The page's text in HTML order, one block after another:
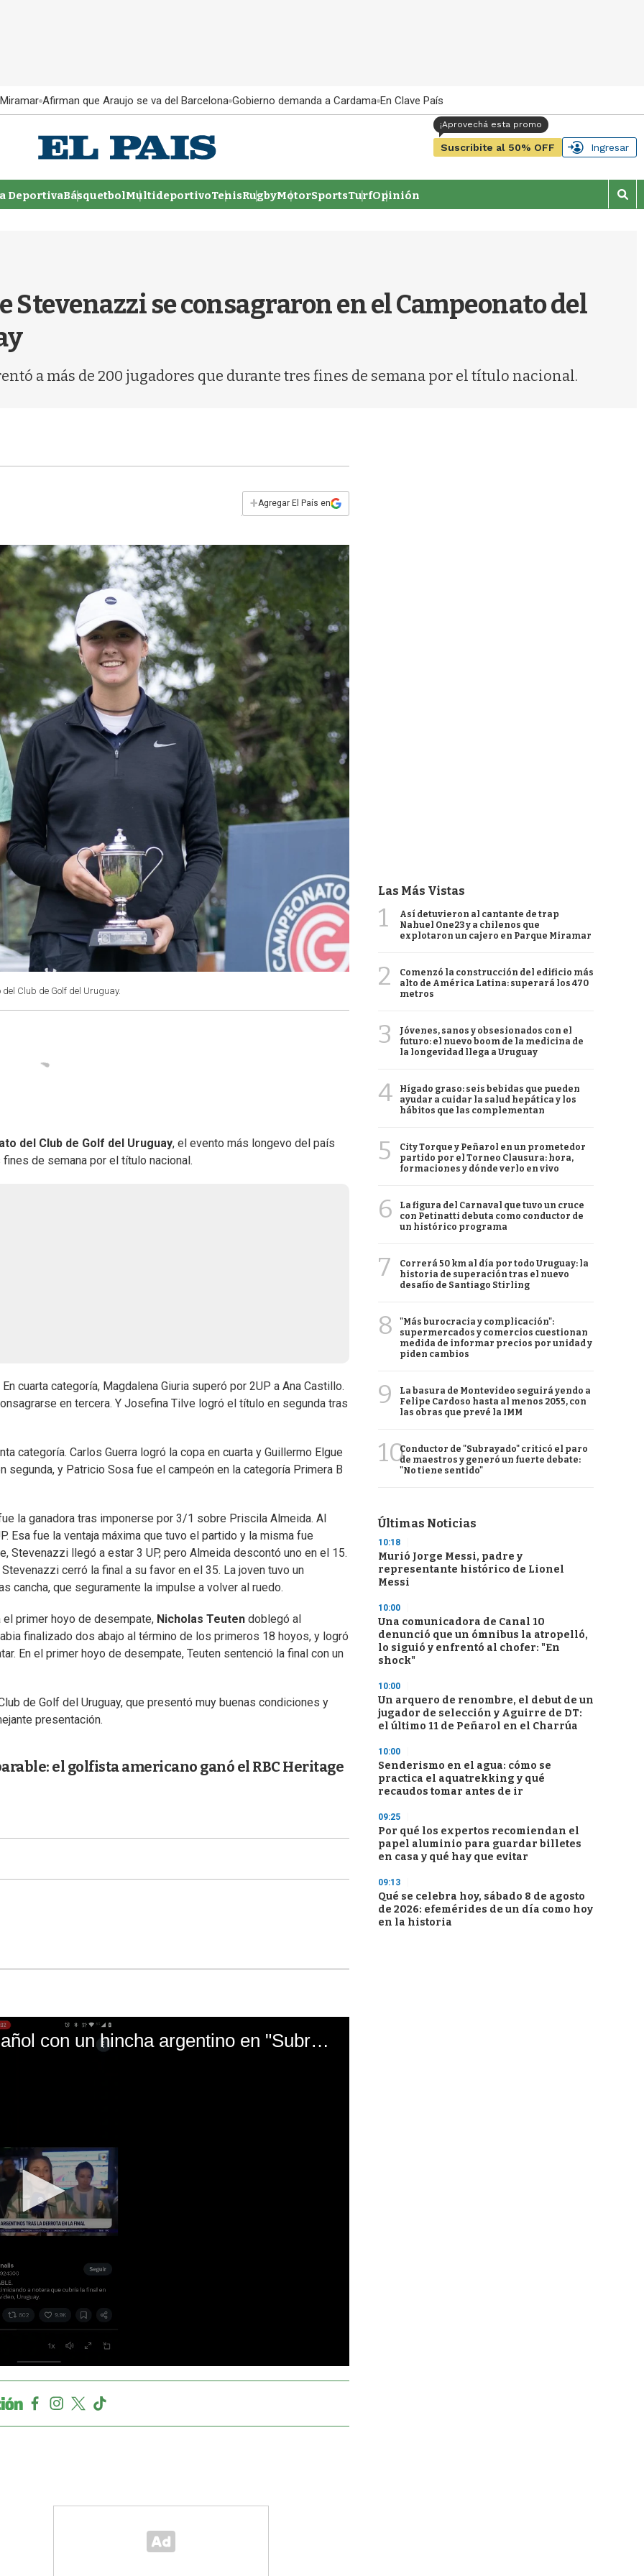
Afirman que Araujo se va del Barcelona Gobierno demanda a Cardama En Clave País
Suscribite al 50% OFF Ingresar
DeportivaBásquetbolMultideportivoTenisRugbyMotorSportsTurfOpinión
M
o
Stevenazzi se consagraron en el Campeonato del
a más de 200 jugadores que durante tres fines de semana por el título nacional.
+Agregar El País en
Club de Golf del Uruguay.
del Club de Golf del Uruguay, el evento más longevo del país
de semana por el título nacional.
cuarta categoría, Magdalena Giuria superó por 2UP a Ana Castillo.
en tercera. Y Josefina Tilve logró el título en segunda tras
categoría. Carlos Guerra logró la copa en cuarta y Guillermo Elgue
segunda, y Patricio Sosa fue el campeón en la categoría Primera B
la ganadora tras imponerse por 3/1 sobre Priscila Almeida. Al
Esa fue la ventaja máxima que tuvo el partido y la misma fue
Stevenazzi llegó a estar 3 UP, pero Almeida descontó uno en el 15.
cerró la final a su favor en el 35. La joven tuvo un
cancha, que seguramente la impulse a volver al ruedo.
el primer hoyo de desempate, Nicholas Teuten doblegó al
finalizado dos abajo al término de los primeros 18 hoyos, y logró
En el primer hoyo de desempate, Teuten sentenció la final con un
de Golf del Uruguay, que presentó muy buenas condiciones y
presentación.
el golfista americano ganó el RBC Heritage
El mal momento de Yanina Gasañol con un hincha argentino en "Subrayado"
Las Más Vistas
1
Así detuvieron al cantante de trap
Nahuel One23 y a chilenos que
explotaron un cajero en Parque Miramar
2
Comenzó la construcción del edificio más
alto de América Latina: superará los 470
metros
3
Jóvenes, sanos y obsesionados con el
futuro: el nuevo boom de la medicina de
la longevidad llega a Uruguay
4
Hígado graso: seis bebidas que pueden
ayudar a cuidar la salud hepática y los
hábitos que las complementan
5
City Torque y Peñarol en un prometedor
partido por el Torneo Clausura: hora,
formaciones y dónde verlo en vivo
6
La figura del Carnaval que tuvo un cruce
con Petinatti debuta como conductor de
un histórico programa
7
Correrá 50 km al día por todo Uruguay: la
historia de superación tras el nuevo
desafío de Santiago Stirling
8
"Más burocracia y complicación":
supermercados y comercios cuestionan
medida de informar precios por unidad y
piden cambios
9
La basura de Montevideo seguirá yendo a
Felipe Cardoso hasta al menos 2055, con
las obras que prevé la IMM
10Conductor de "Subrayado" criticó el paro
de maestros y generó un fuerte debate:
"No tiene sentido"
Últimas Noticias
10:18
Murió Jorge Messi, padre y
representante histórico de Lionel
Messi
10:00
Una comunicadora de Canal 10
denunció que un ómnibus la atropelló,
lo siguió y enfrentó al chofer: "En
shock"
10:00
Un arquero de renombre, el debut de un
jugador de selección y Aguirre de DT:
el último 11 de Peñarol en el Charrúa
10:00
Senderismo en el agua: cómo se
practica el aquatrekking y qué
recaudos tomar antes de ir
09:25
Por qué los expertos recomiendan el
papel aluminio para guardar billetes
en casa y qué hay que evitar
09:13
Qué se celebra hoy, sábado 8 de agosto
de 2026: efemérides de un día como hoy
en la historia